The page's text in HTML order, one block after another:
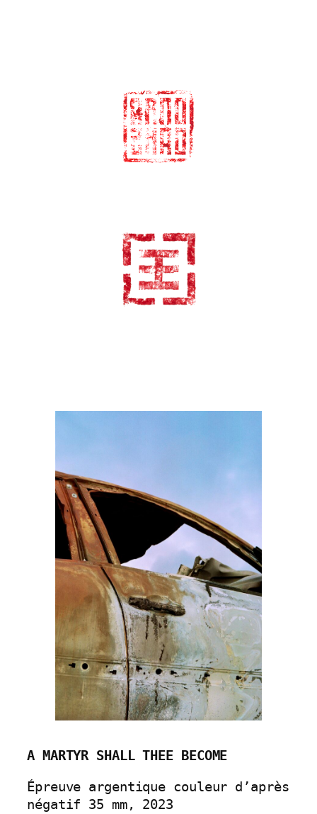
A MARTYR SHALL THEE BECOME
Épreuve argentique couleur d’après
négatif 35 mm, 2023